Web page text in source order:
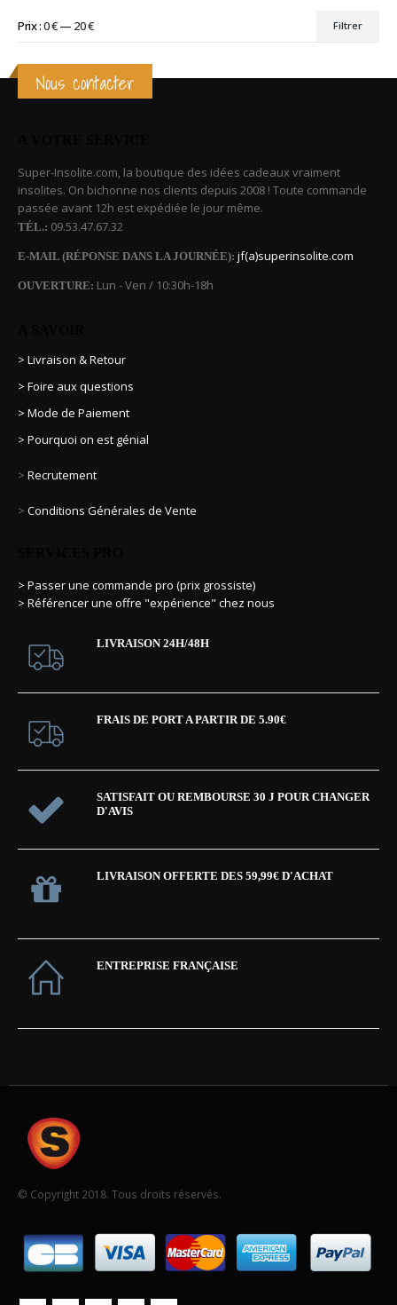
Filtrer
Prix :0 €— 20 €
Nous contacter
Super-Insolite.com, la boutique des idées cadeaux vraiment
insolites. On bichonne nos clients depuis 2008 ! Toute commande
passée avant 12h est expédiée le jour même.
TÉL.: 09.53.47.67.32
E-MAIL (RÉPONSE DANS LA JOURNÉE): jf(a)superinsolite.com
OUVERTURE: Lun - Ven / 10:30h-18h
> Livraison & Retour
> Foire aux questions
> Mode de Paiement
> Pourquoi on est génial
> Recrutement
> Conditions Générales de Vente
> Passer une commande pro (prix grossiste)
> Référencer une offre "expérience" chez nous
LIVRAISON 24H/48H
FRAIS DE PORT A PARTIR DE 5.90€
SATISFAIT OU REMBOURSE 30 J POUR CHANGER
D'AVIS
LIVRAISON OFFERTE DES 59,99€ D'ACHAT
ENTREPRISE FRANÇAISE
© Copyright 2018. Tous droits réservés.